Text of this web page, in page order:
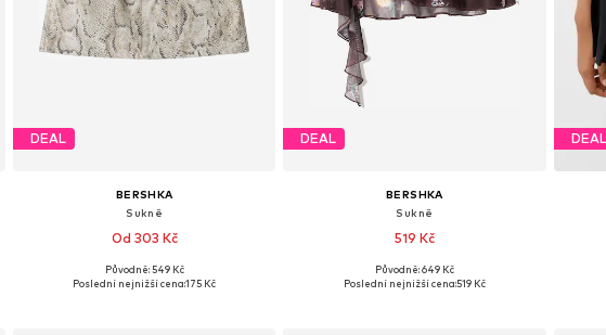
DEAL
BERSHKA
Sukně
Od 303 Kč
Dostupné velikosti: 34, 36, 38, 40
Původně: 549 Kč
Poslední nejnižší cena:175 Kč
DEAL
BERSHKA
Sukně
519 Kč
Dostupné velikosti: 34, 38
Původně: 649 Kč
Poslední nejnižší cena:519 Kč
DEAL